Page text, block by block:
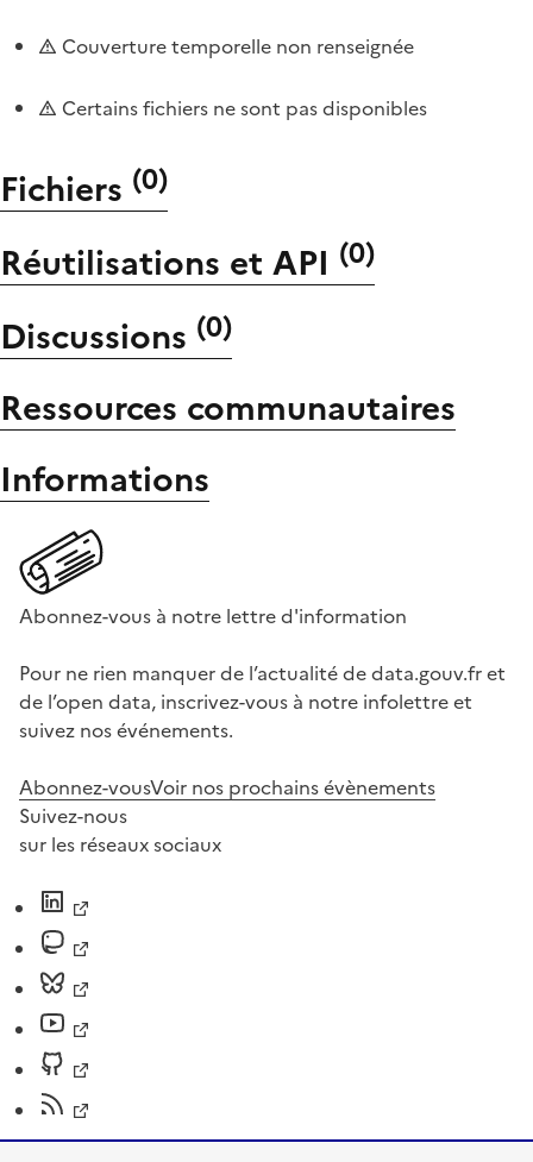
Couverture temporelle non renseignée
Certains fichiers ne sont pas disponibles
Fichiers (0)
Réutilisations et API (0)
Discussions (0)
Ressources communautaires
Informations
Abonnez-vous à notre lettre d'information
Pour ne rien manquer de l’actualité de data.gouv.fr et
de l’open data, inscrivez-vous à notre infolettre et
suivez nos événements.
Abonnez-vousVoir nos prochains évènements
Suivez-nous
sur les réseaux sociaux